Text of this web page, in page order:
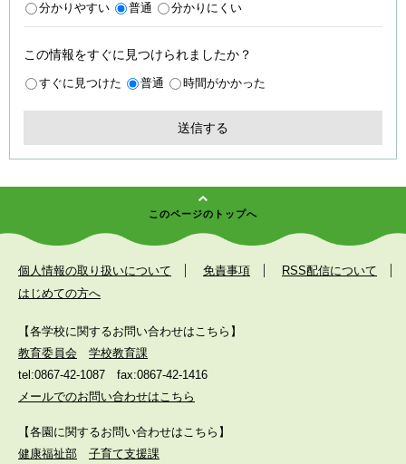
分かりやすい 普通 分かりにくい
この情報をすぐに見つけられましたか？
すぐに見つけた 普通 時間がかかった
このページのトップへ
個人情報の取り扱いについて 免責事項
RSS配信について
はじめての方へ
【各学校に関するお問い合わせはこちら】
教育委員会
学校教育課
tel:0867-42-1087
fax:0867-42-1416
メールでのお問い合わせはこちら
【各園に関するお問い合わせはこちら】
健康福祉部
子育て支援課